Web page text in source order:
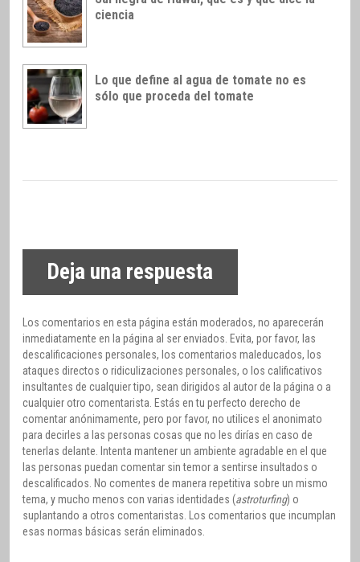
ciencia
Lo que define al agua de tomate no es
sólo que proceda del tomate
Deja una respuesta
Los comentarios en esta página están moderados, no aparecerán
inmediatamente en la página al ser enviados. Evita, por favor, las
descalificaciones personales, los comentarios maleducados, los
ataques directos o ridiculizaciones personales, o los calificativos
insultantes de cualquier tipo, sean dirigidos al autor de la página o a
cualquier otro comentarista. Estás en tu perfecto derecho de
comentar anónimamente, pero por favor, no utilices el anonimato
para decirles a las personas cosas que no les dirías en caso de
tenerlas delante. Intenta mantener un ambiente agradable en el que
las personas puedan comentar sin temor a sentirse insultados o
descalificados. No comentes de manera repetitiva sobre un mismo
tema, y mucho menos con varias identidades (astroturfing) o
suplantando a otros comentaristas. Los comentarios que incumplan
esas normas básicas serán eliminados.